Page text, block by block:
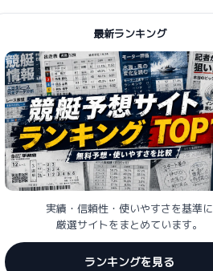
最新ランキング
実績・信頼性・使いやすさを基準に
厳選サイトをまとめています。
ランキングを見る